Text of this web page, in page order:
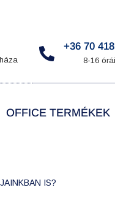
+36 70
8-16
OFFICE TERMÉKEK
IS?